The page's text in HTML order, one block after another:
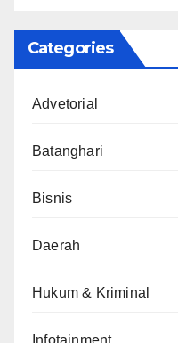
Categories
Advetorial
Batanghari
Bisnis
Daerah
Hukum & Kriminal